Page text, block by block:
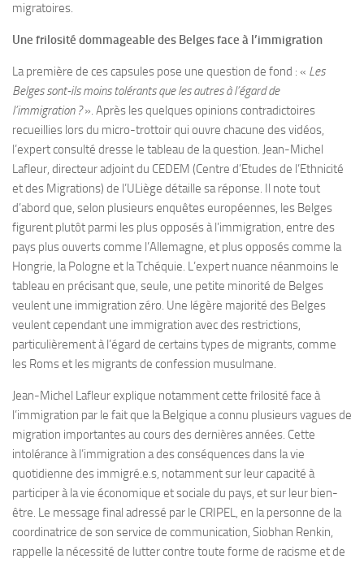
migratoires.
Une frilosité dommageable des Belges face à l’immigration
La première de ces capsules pose une question de fond : « Les
Belges sont-ils moins tolérants que les autres à l’égard de
l’immigration ?». Après les quelques opinions contradictoires
recueillies lors du micro-trottoir qui ouvre chacune des vidéos,
l’expert consulté dresse le tableau de la question. Jean-Michel
Lafleur, directeur adjoint du CEDEM (Centre d’Etudes de l’Ethnicité
et des Migrations) de l’ULiège détaille sa réponse. Il note tout
d’abord que, selon plusieurs enquêtes européennes, les Belges
figurent plutôt parmi les plus opposés à l’immigration, entre des
pays plus ouverts comme l’Allemagne, et plus opposés comme la
Hongrie, la Pologne et la Tchéquie. L’expert nuance néanmoins le
tableau en précisant que, seule, une petite minorité de Belges
veulent une immigration zéro. Une légère majorité des Belges
veulent cependant une immigration avec des restrictions,
particulièrement à l’égard de certains types de migrants, comme
les Roms et les migrants de confession musulmane.
Jean-Michel Lafleur explique notamment cette frilosité face à
l’immigration par le fait que la Belgique a connu plusieurs vagues de
migration importantes au cours des dernières années. Cette
intolérance à l’immigration a des conséquences dans la vie
quotidienne des immigré.e.s, notamment sur leur capacité à
participer à la vie économique et sociale du pays, et sur leur bien-
être. Le message final adressé par le CRIPEL, en la personne de la
coordinatrice de son service de communication, Siobhan Renkin,
rappelle la nécessité de lutter contre toute forme de racisme et de